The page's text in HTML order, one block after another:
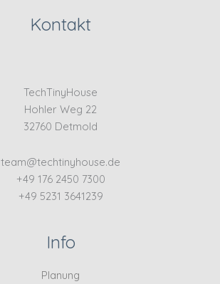
Kontakt
TechTinyHouse
Hohler Weg 22
32760 Detmold
team@techtinyhouse.de
+49 176 2450 7300
+49 5231 3641239
Info
Planung